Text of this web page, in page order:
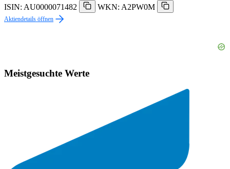
ISIN: AU0000071482
WKN: A2PW0M
Aktiendetails öffnen
Meistgesuchte Werte